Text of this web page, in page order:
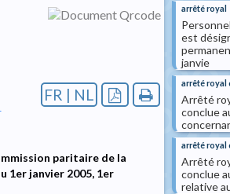
FR | NL
paritaire de la
1er janvier 2005, 1er
arrêté royal
est
janvie
arrêté royal
Arrêté
conclue
arrêté royal
Arrêté
conclue
relative